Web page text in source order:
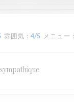
雰囲気 : 4/5 メニュー :